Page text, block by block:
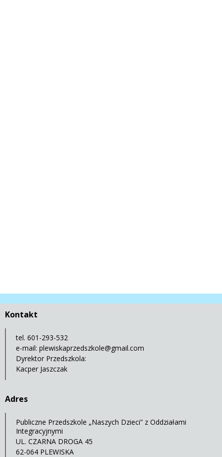
Kontakt
tel. 601-293-532
e-mail: plewiskaprzedszkole@gmail.com
Dyrektor Przedszkola:
Kacper Jaszczak
Adres
Publiczne Przedszkole „Naszych Dzieci” z Oddziałami
Integracyjnymi
UL. CZARNA DROGA 45
62-064 PLEWISKA